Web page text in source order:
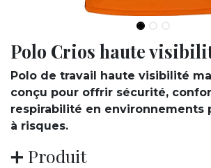
Polo Crios haute
Polo de travail haute visibilité
conçu pour offrir sécurité,
respirabilité en environnements
à risques.
➕ Produit